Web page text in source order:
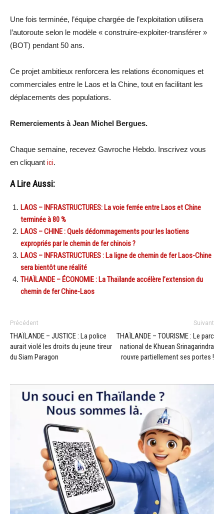
Une fois terminée, l’équipe chargée de l’exploitation utilisera
l’autoroute selon le modèle « construire-exploiter-transférer »
(BOT) pendant 50 ans.
Ce projet ambitieux renforcera les relations économiques et
commerciales entre le Laos et la Chine, tout en facilitant les
déplacements des populations.
Remerciements à Jean Michel Bergues.
Chaque semaine, recevez Gavroche Hebdo. Inscrivez vous
en cliquant ici.
A Lire Aussi:
LAOS – INFRASTRUCTURES: La voie ferrée entre Laos et Chine
terminée à 80 %
LAOS – CHINE : Quels dédommagements pour les laotiens
expropriés par le chemin de fer chinois ?
LAOS – INFRASTRUCTURES : La ligne de chemin de fer Laos-Chine
sera bientôt une réalité
THAÏLANDE – ÉCONOMIE : La Thaïlande accélère l’extension du
chemin de fer Chine-Laos
Précédent
THAÏLANDE – JUSTICE : La police
aurait violé les droits du jeune tireur
du Siam Paragon
Suivant
THAÏLANDE – TOURISME : Le parc
national de Khuean Srinagarindra
rouvre partiellement ses portes !